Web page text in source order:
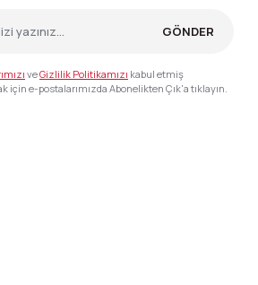
GÖNDER
veGizlilik Politikamızı kabul etmiş
için e-postalarımızda Abonelikten Çık'a tıklayın.